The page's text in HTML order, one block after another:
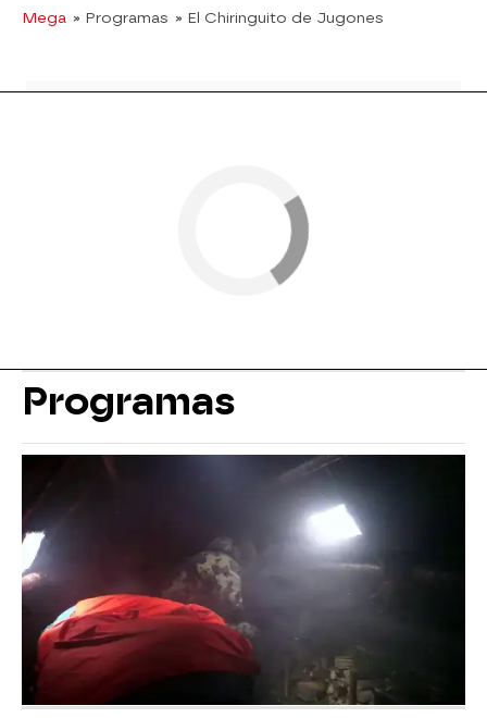
Mega » Programas » El Chiringuito de Jugones
Programas